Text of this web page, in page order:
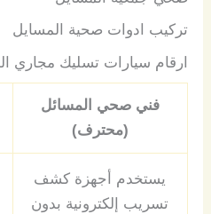
تركيب ادوات صحية المسايل
ارقام سيارات تسليك مجاري
فني صحي المسائل
(محترف)
يستخدم أجهزة كشف
تسريب إلكترونية بدون